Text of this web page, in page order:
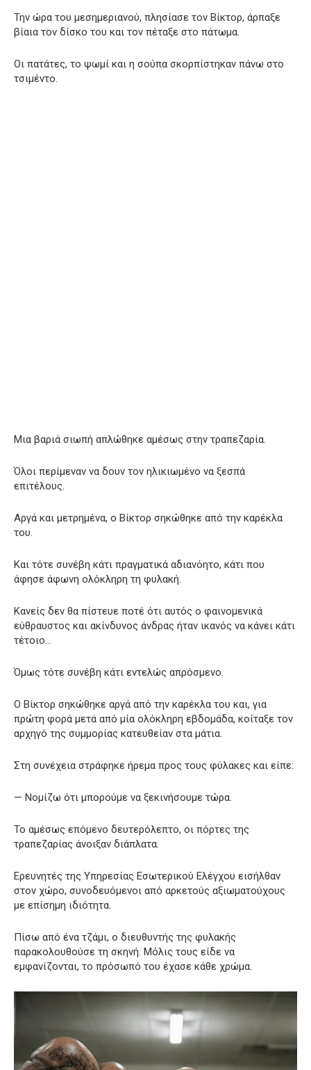
Την ώρα του μεσημεριανού, πλησίασε τον Βίκτορ, άρπαξε
βίαια τον δίσκο του και τον πέταξε στο πάτωμα.
Οι πατάτες, το ψωμί και η σούπα σκορπίστηκαν πάνω στο
τσιμέντο.
Μια βαριά σιωπή απλώθηκε αμέσως στην τραπεζαρία.
Όλοι περίμεναν να δουν τον ηλικιωμένο να ξεσπά
επιτέλους.
Αργά και μετρημένα, ο Βίκτορ σηκώθηκε από την καρέκλα
του.
Και τότε συνέβη κάτι πραγματικά αδιανόητο, κάτι που
άφησε άφωνη ολόκληρη τη φυλακή.
Κανείς δεν θα πίστευε ποτέ ότι αυτός ο φαινομενικά
εύθραυστος και ακίνδυνος άνδρας ήταν ικανός να κάνει κάτι
τέτοιο…
Όμως τότε συνέβη κάτι εντελώς απρόσμενο.
Ο Βίκτορ σηκώθηκε αργά από την καρέκλα του και, για
πρώτη φορά μετά από μία ολόκληρη εβδομάδα, κοίταξε τον
αρχηγό της συμμορίας κατευθείαν στα μάτια.
Στη συνέχεια στράφηκε ήρεμα προς τους φύλακες και είπε:
— Νομίζω ότι μπορούμε να ξεκινήσουμε τώρα.
Το αμέσως επόμενο δευτερόλεπτο, οι πόρτες της
τραπεζαρίας άνοιξαν διάπλατα.
Ερευνητές της Υπηρεσίας Εσωτερικού Ελέγχου εισήλθαν
στον χώρο, συνοδευόμενοι από αρκετούς αξιωματούχους
με επίσημη ιδιότητα.
Πίσω από ένα τζάμι, ο διευθυντής της φυλακής
παρακολουθούσε τη σκηνή. Μόλις τους είδε να
εμφανίζονται, το πρόσωπό του έχασε κάθε χρώμα.